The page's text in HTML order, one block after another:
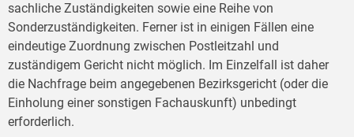
sachliche Zuständigkeiten sowie eine Reihe von
Sonderzuständigkeiten. Ferner ist in einigen Fällen eine
eindeutige Zuordnung zwischen Postleitzahl und
zuständigem Gericht nicht möglich. Im Einzelfall ist daher
die Nachfrage beim angegebenen Bezirksgericht (oder die
Einholung einer sonstigen Fachauskunft) unbedingt
erforderlich.